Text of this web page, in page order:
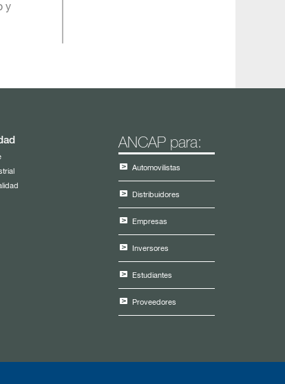
y
ANCAP para:
Automovilistas
Distribuidores
Empresas
Inversores
Estudiantes
Proveedores